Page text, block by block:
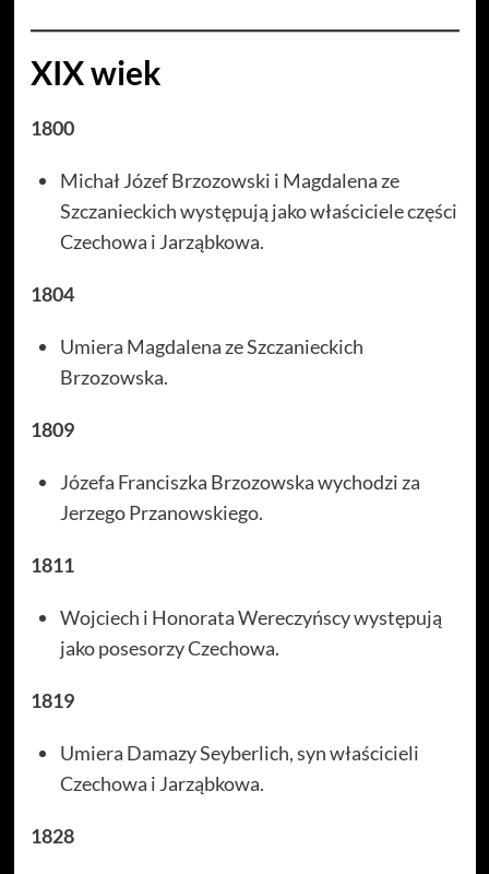
XIX wiek
1800
Michał Józef Brzozowski i Magdalena ze
Szczanieckich występują jako właściciele części
Czechowa i Jarząbkowa.
1804
Umiera Magdalena ze Szczanieckich
Brzozowska.
1809
Józefa Franciszka Brzozowska wychodzi za
Jerzego Przanowskiego.
1811
Wojciech i Honorata Wereczyńscy występują
jako posesorzy Czechowa.
1819
Umiera Damazy Seyberlich, syn właścicieli
Czechowa i Jarząbkowa.
1828